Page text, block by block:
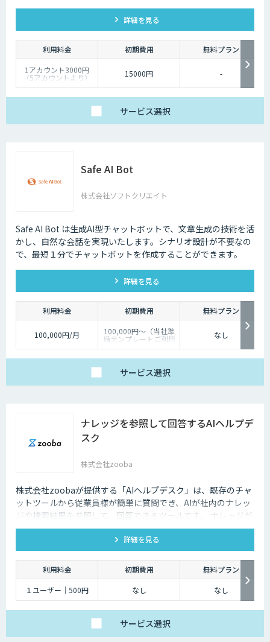
詳細を見る
利用料金 初期費用
無料プラン
1アカウント3000円
（5アカウントより） 15000円 -
サービス選択
Safe AI Bot
株式会社ソフトクリエイト
Safe AI Bot は生成AI型チャットボットで、文章生成の技術を活
かし、自然な会話を実現いたします。シナリオ設計が不要なの
で、最短１分でチャットボットを作成することができます。
詳細を見る
利用料金 初期費用 無料プラン
100,000円/月 100,000円～（当社準
備テンプレートご利用
の場合）
なし
サービス選択
ナレッジを参照して回答するAIヘルプデ
スク
株式会社zooba
株式会社zoobaが提供する「AIヘルプデスク」は、既存のチャ
ットツールから従業員様が簡単に質問でき、AIが社内のナレッ
ジや検索結果を参照して、回答できるツールです。 ナレッジが
ないものは、チケットが作成され、フィードバックを行うこと
でナレッジを追加が可能です。詳細を見る
利用料金 初期費用
無料プラン
１ユーザー｜500円
なし なし
サービス選択